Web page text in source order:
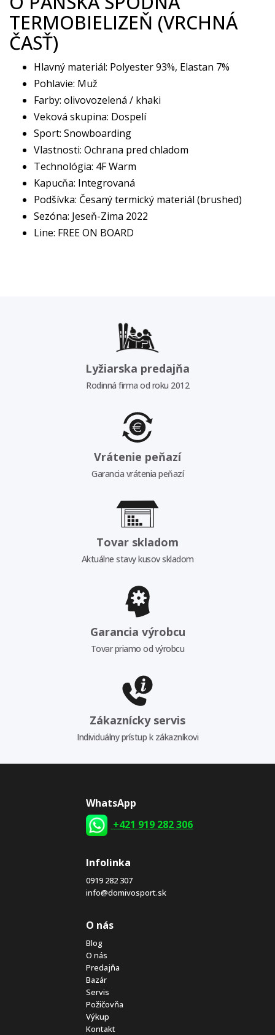
TERMOBIELIZEŇ (VRCHNÁ
ČASŤ)
Hlavný materiál: Polyester 93%, Elastan 7%
Pohlavie: Muž
Farby: olivovozelená / khaki
Veková skupina: Dospelí
Sport: Snowboarding
Vlastnosti: Ochrana pred chladom
Technológia: 4F Warm
Kapucňa: Integrovaná
Podšívka: Česaný termický materiál (brushed)
Sezóna: Jeseň-Zima 2022
Line: FREE ON BOARD
Lyžiarska predajňa
Rodinná firma od roku 2012
Vrátenie peňazí
Garancia vrátenia peňazí
Tovar skladom
Aktuálne stavy kusov skladom
Garancia výrobcu
Tovar priamo od výrobcu
Zákaznícky servis
Individuálny prístup k zákazníkovi
WhatsApp
+421 919 282 306
Infolinka
0919 282 307
info@domivosport.sk
O nás
Blog
O nás
Predajňa
Bazár
Servis
Požičovňa
Výkup
Kontakt